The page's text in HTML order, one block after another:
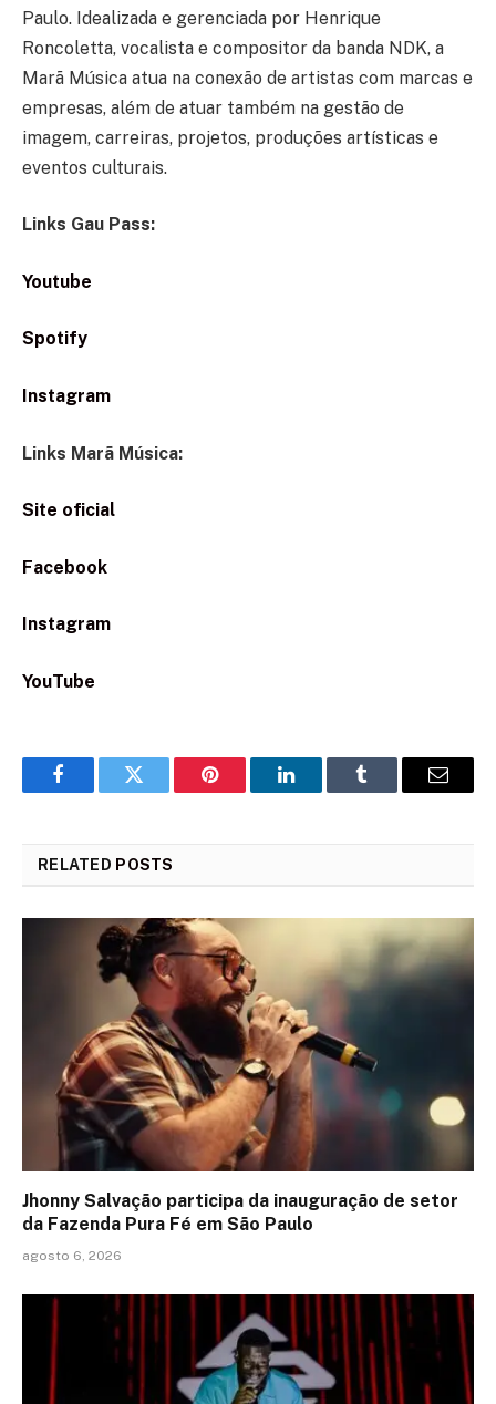
Paulo. Idealizada e gerenciada por Henrique
Roncoletta, vocalista e compositor da banda NDK, a
Marã Música atua na conexão de artistas com marcas e
empresas, além de atuar também na gestão de
imagem, carreiras, projetos, produções artísticas e
eventos culturais.
Links Gau Pass:
Youtube
Spotify
Instagram
Links Marã Música:
Site oficial
Facebook
Instagram
YouTube
FacebookTwitter Pinterest LinkedInTumblr Email
RELATED POSTS
Jhonny Salvação participa da inauguração de setor
da Fazenda Pura Fé em São Paulo
agosto 6, 2026